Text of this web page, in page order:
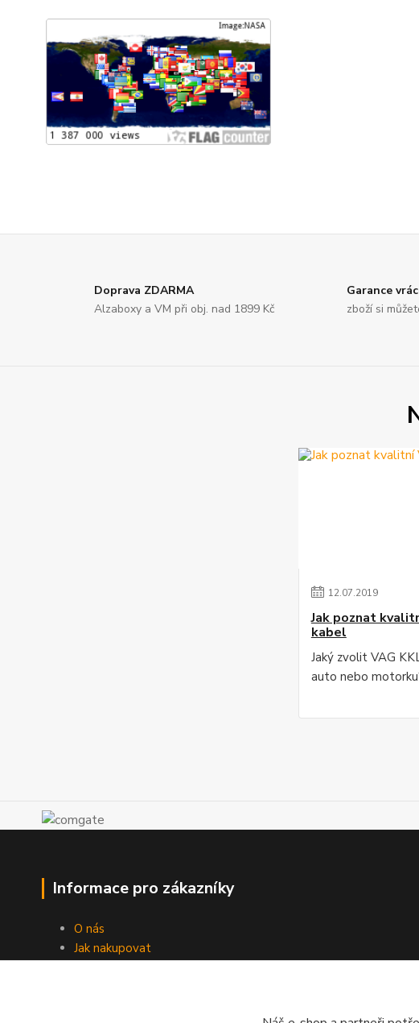
Doprava ZDARMA
Alzaboxy a VM při obj. nad 1899 Kč
Garance
zboží si
12.07.2019
Jak poznat
kabel
Jaký zvolit VAG
auto nebo
Informace pro zákazníky
O nás
Jak nakupovat